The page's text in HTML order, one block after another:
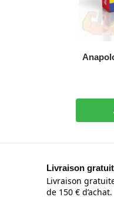
Livraison
Livraison
de 150 € d’achat.